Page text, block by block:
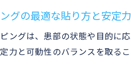
グの最適な貼り方と安定
ングは、患部の状態や目的に
力と可動性のバランスを取るこ